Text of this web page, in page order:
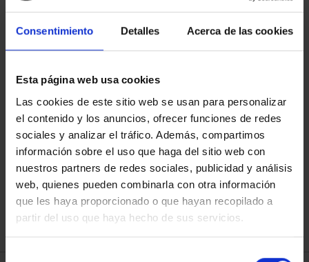
Consentimiento Detalles Acerca de las cookies
Esta página web usa cookies
Las cookies de este sitio web se usan para personalizar
el contenido y los anuncios, ofrecer funciones de redes
sociales y analizar el tráfico. Además, compartimos
información sobre el uso que haga del sitio web con
nuestros partners de redes sociales, publicidad y análisis
web, quienes pueden combinarla con otra información
que les haya proporcionado o que hayan recopilado a
partir del uso que haya hecho de sus servicios.
ORDENAR POR:
REFINAR